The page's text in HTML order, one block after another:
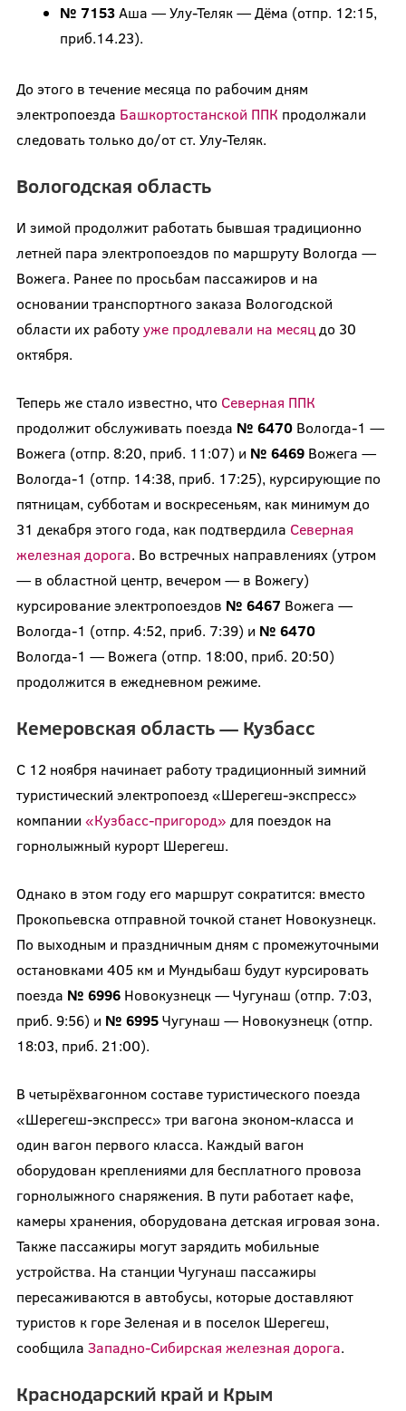
№ 7153Аша — Улу-Теляк — Дёма (отпр. 12:15,
приб.14.23).
До этого в течение месяца по рабочим дням
электропоезда Башкортостанской ППК продолжали
следовать только до/от ст. Улу-Теляк.
Вологодская область
И зимой продолжит работать бывшая традиционно
летней пара электропоездов по маршруту Вологда —
Вожега. Ранее по просьбам пассажиров и на
основании транспортного заказа Вологодской
области их работууже продлевали на месяцдо 30
октября.
Теперь же стало известно, что Северная ППК
продолжит обслуживать поезда № 6470Вологда-1 —
Вожега (отпр. 8:20, приб. 11:07) и № 6469Вожега —
Вологда-1 (отпр. 14:38, приб. 17:25), курсирующие по
пятницам, субботам и воскресеньям, как минимум до
31 декабря этого года, как подтвердила Северная
железная дорога. Во встречных направлениях (утром
— в областной центр, вечером — в Вожегу)
курсирование электропоездов № 6467 Вожега —
Вологда-1 (отпр. 4:52, приб. 7:39) и № 6470
Вологда-1 — Вожега (отпр. 18:00, приб. 20:50)
продолжится в ежедневном режиме.
Кемеровская область — Кузбасс
С 12 ноября начинает работу традиционный зимний
туристический электропоезд «Шерегеш-экспресс»
компании «Кузбасс-пригород» для поездок на
горнолыжный курорт Шерегеш.
Однако в этом году его маршрут сократится: вместо
Прокопьевска отправной точкой станет Новокузнецк.
По выходным и праздничным дням с промежуточными
остановками 405 км и Мундыбаш будут курсировать
поезда № 6996Новокузнецк — Чугунаш (отпр. 7:03,
приб. 9:56) и № 6995Чугунаш — Новокузнецк (отпр.
18:03, приб. 21:00).
В четырёхвагонном составе туристического поезда
«Шерегеш-экспресс» три вагона эконом-класса и
один вагон первого класса. Каждый вагон
оборудован креплениями для бесплатного провоза
горнолыжного снаряжения. В пути работает кафе,
камеры хранения, оборудована детская игровая зона.
Также пассажиры могут зарядить мобильные
устройства. На станции Чугунаш пассажиры
пересаживаются в автобусы, которые доставляют
туристов к горе Зеленая и в поселок Шерегеш,
сообщила Западно-Сибирская железная дорога.
Краснодарский край и Крым